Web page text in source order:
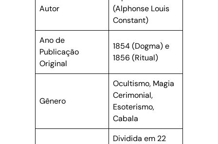
Autor
(Alphonse Louis
Constant)
Ano de
Publicação
Original
1854 (Dogma) e
1856 (Ritual)
Gênero
Ocultismo, Magia
Cerimonial,
Esoterismo,
Cabala
Dividida em 22